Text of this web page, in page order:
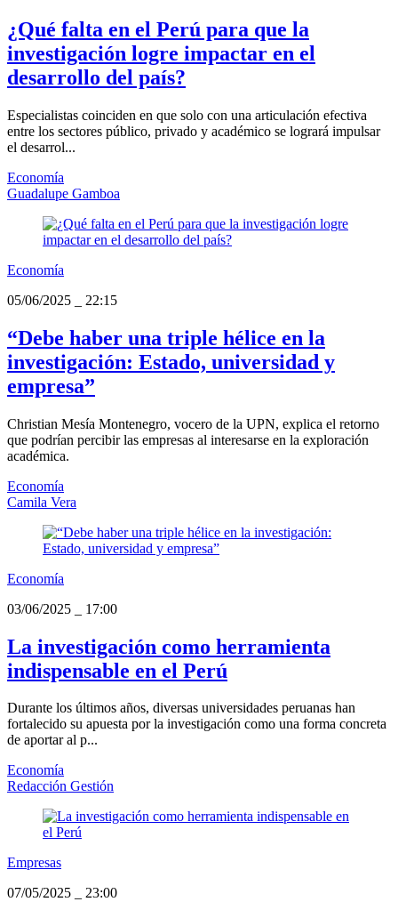
¿Qué falta en el Perú para que la
investigación logre impactar en el
desarrollo del país?
Especialistas coinciden en que solo con una articulación efectiva
entre los sectores público, privado y académico se logrará impulsar
el desarrol...
Economía
Guadalupe Gamboa
Economía
05/06/2025
22:15
“Debe haber una triple hélice en la
investigación: Estado, universidad y
empresa”
Christian Mesía Montenegro, vocero de la UPN, explica el retorno
que podrían percibir las empresas al interesarse en la exploración
académica.
Economía
Camila Vera
Economía
03/06/2025
17:00
La investigación como herramienta
indispensable en el Perú
Durante los últimos años, diversas universidades peruanas han
fortalecido su apuesta por la investigación como una forma concreta
de aportar al p...
Economía
Redacción Gestión
Empresas
07/05/2025
23:00